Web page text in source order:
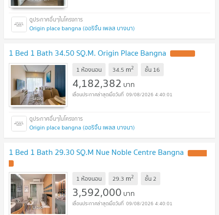
Origin place bangna (ออริจิ้น เพลส บางนา)
1 Bed 1 Bath 34.50 SQ.M. Origin Place Bangna
1 ห้องนอน 34.5 m2 ชั้น 16
4,182,382 บาท
09/08/2026 4:40:01
Origin place bangna (ออริจิ้น เพลส บางนา)
1 Bed 1 Bath 29.30 SQ.M Nue Noble Centre Bangna
1 ห้องนอน 29.3 m2 ชั้น2
3,592,000 บาท
09/08/2026 4:40:01